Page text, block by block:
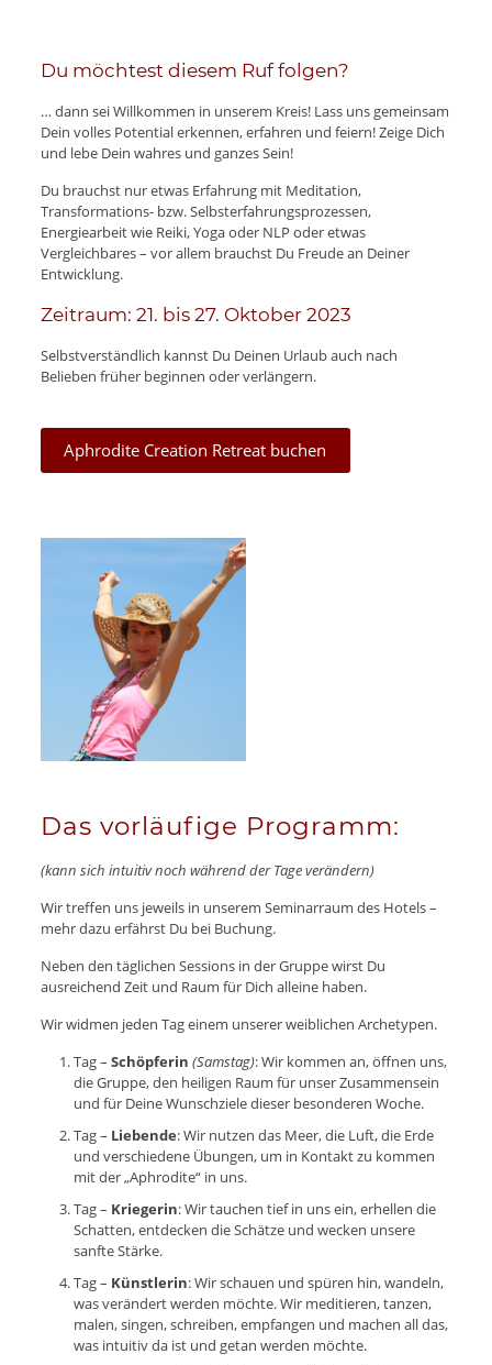
Du möchtest diesem Ruf folgen?
… dann sei Willkommen in unserem Kreis! Lass uns gemeinsam
Dein volles Potential erkennen, erfahren und feiern! Zeige Dich
und lebe Dein wahres und ganzes Sein!
Du brauchst nur etwas Erfahrung mit Meditation,
Transformations- bzw. Selbsterfahrungsprozessen,
Energiearbeit wie Reiki, Yoga oder NLP oder etwas
Vergleichbares – vor allem brauchst Du Freude an Deiner
Entwicklung.
Zeitraum: 21. bis 27. Oktober 2023
Selbstverständlich kannst Du Deinen Urlaub auch nach
Belieben früher beginnen oder verlängern.
Aphrodite Creation Retreat buchen
Das vorläufige Programm:
(kann sich intuitiv noch während der Tage verändern)
Wir treffen uns jeweils in unserem Seminarraum des Hotels –
mehr dazu erfährst Du bei Buchung.
Neben den täglichen Sessions in der Gruppe wirst Du
ausreichend Zeit und Raum für Dich alleine haben.
Wir widmen jeden Tag einem unserer weiblichen Archetypen.
Tag – Schöpferin (Samstag): Wir kommen an, öffnen uns,
die Gruppe, den heiligen Raum für unser Zusammensein
und für Deine Wunschziele dieser besonderen Woche.
Tag – Liebende: Wir nutzen das Meer, die Luft, die Erde
und verschiedene Übungen, um in Kontakt zu kommen
mit der „Aphrodite“ in uns.
Tag – Kriegerin: Wir tauchen tief in uns ein, erhellen die
Schatten, entdecken die Schätze und wecken unsere
sanfte Stärke.
Tag – Künstlerin: Wir schauen und spüren hin, wandeln,
was verändert werden möchte. Wir meditieren, tanzen,
malen, singen, schreiben, empfangen und machen all das,
was intuitiv da ist und getan werden möchte.